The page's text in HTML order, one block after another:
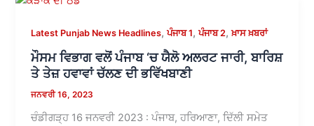
Latest Punjab News Headlines,ਪੰਜਾਬ 1,ਪੰਜਾਬ 2,ਖ਼ਾਸ ਖ਼ਬਰਾਂ
ਮੌਸਮ ਵਿਭਾਗ ਵਲੋਂ ਪੰਜਾਬ ‘ਚ ਯੈਲੋ ਅਲਰਟ ਜਾਰੀ, ਬਾਰਿਸ਼
ਤੇ ਤੇਜ਼ ਹਵਾਵਾਂ ਚੱਲਣ ਦੀ ਭਵਿੱਖਬਾਣੀ
ਜਨਵਰੀ 16, 2023
ਚੰਡੀਗੜ੍ਹ 16 ਜਨਵਰੀ 2023 : ਪੰਜਾਬ, ਹਰਿਆਣਾ, ਦਿੱਲੀ ਸਮੇਤ